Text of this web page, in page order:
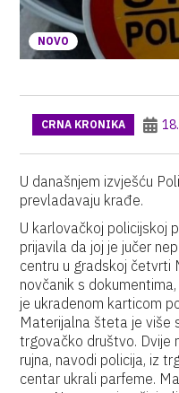
NOVO
CRNA KRONIKA
U današnjem izvješću
prevladavaju krađe.
U karlovačkoj policijskoj
prijavila da joj je jučer
centru u gradskoj četvrti
novčanik s
je ukradenom karticom
Materijalna šteta je više
trgovačko društvo. Dvije
rujna, navodi policija, iz
centar ukrali parfeme.